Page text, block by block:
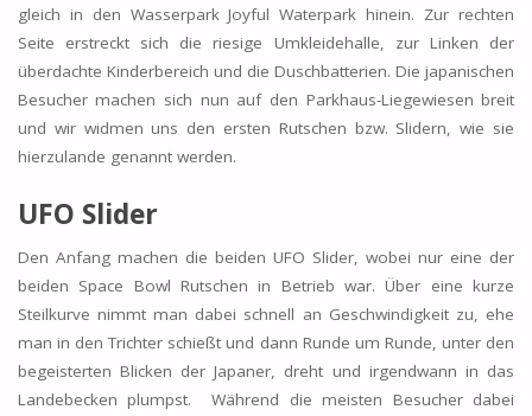
gleich in den Wasserpark Joyful Waterpark hinein. Zur rechten
Seite erstreckt sich die riesige Umkleidehalle, zur Linken der
überdachte Kinderbereich und die Duschbatterien. Die japanischen
Besucher machen sich nun auf den Parkhaus-Liegewiesen breit
und wir widmen uns den ersten Rutschen bzw. Slidern, wie sie
hierzulande genannt werden.
UFO Slider
Den Anfang machen die beiden UFO Slider, wobei nur eine der
beiden Space Bowl Rutschen in Betrieb war. Über eine kurze
Steilkurve nimmt man dabei schnell an Geschwindigkeit zu, ehe
man in den Trichter schießt und dann Runde um Runde, unter den
begeisterten Blicken der Japaner, dreht und irgendwann in das
Landebecken plumpst. Während die meisten Besucher dabei